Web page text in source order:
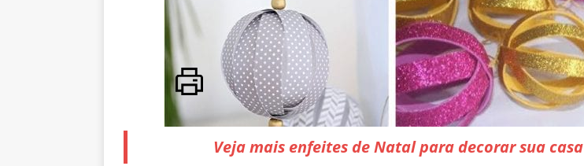
Veja mais enfeites de Natal para decorar sua casa